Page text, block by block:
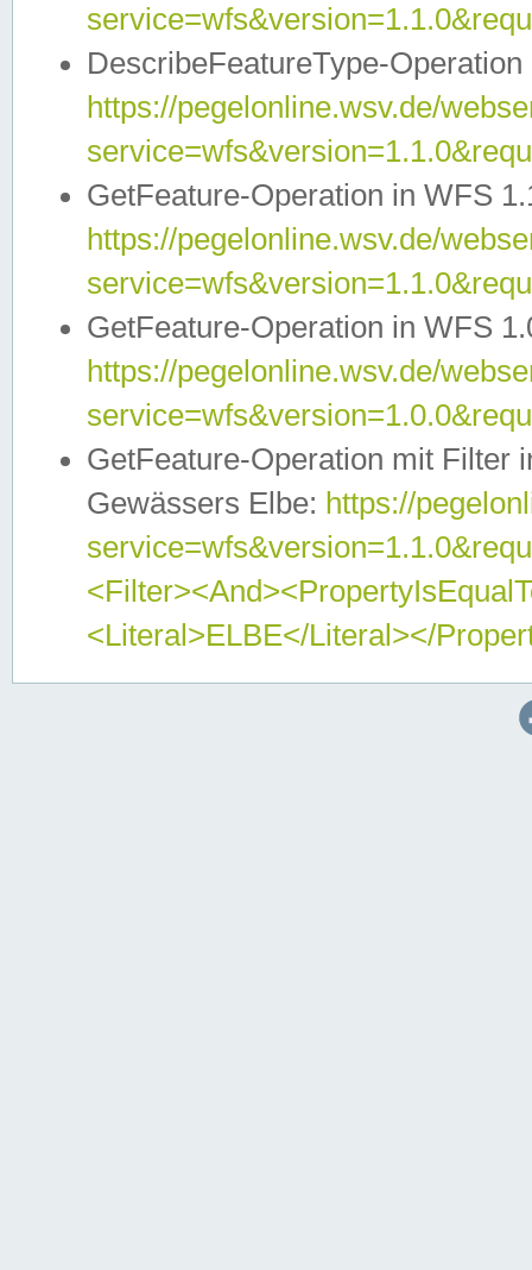
DescribeFeatureType-
https://pegelonline.wsv.de/
GetFeature-Operation in WFS
https://pegelonline.wsv.de/
GetFeature-Operation in WFS
https://pegelonline.wsv.de/
GetFeature-Operation mit Filter
Gewässers Elbe: https://
<Literal>ELBE</Literal></